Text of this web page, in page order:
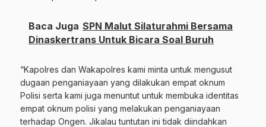
Baca Juga SPN Malut Silaturahmi Bersama
Dinaskertrans Untuk Bicara Soal Buruh
“Kapolres dan Wakapolres kami minta untuk mengusut
dugaan penganiayaan yang dilakukan empat oknum
Polisi serta kami juga menuntut untuk membuka identitas
empat oknum polisi yang melakukan penganiayaan
terhadap Ongen. Jikalau tuntutan ini tidak diindahkan